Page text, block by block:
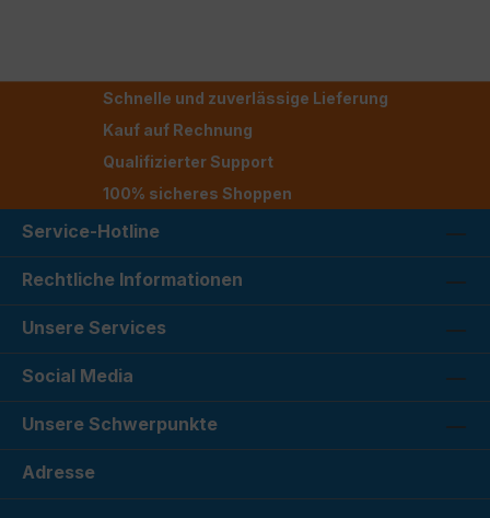
Schnelle und zuverlässige Lieferung
Kauf auf Rechnung
Qualifizierter Support
100% sicheres Shoppen
Service-Hotline
Rechtliche Informationen
Unsere Services
Social Media
Unsere Schwerpunkte
Adresse